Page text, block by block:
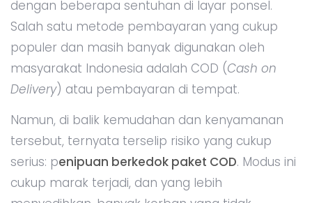
dengan beberapa sentuhan di layar ponsel.
Salah satu metode pembayaran yang cukup
populer dan masih banyak digunakan oleh
masyarakat Indonesia adalah COD (Cash on
Delivery) atau pembayaran di tempat.
Namun, di balik kemudahan dan kenyamanan
tersebut, ternyata terselip risiko yang cukup
serius: penipuan berkedok paket COD. Modus ini
cukup marak terjadi, dan yang lebih